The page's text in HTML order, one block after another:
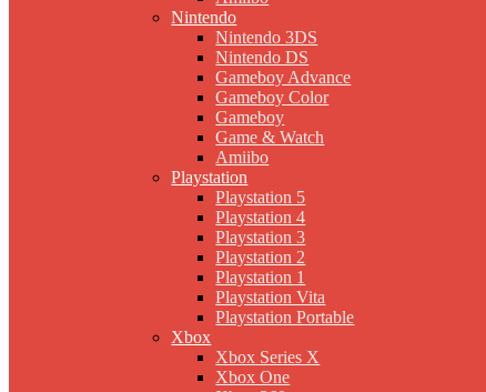
Nintendo
Nintendo 3DS
Nintendo DS
Gameboy Advance
Gameboy Color
Gameboy
Game & Watch
Amiibo
Playstation
Playstation 5
Playstation 4
Playstation 3
Playstation 2
Playstation 1
Playstation Vita
Playstation Portable
Xbox
Xbox Series X
Xbox One